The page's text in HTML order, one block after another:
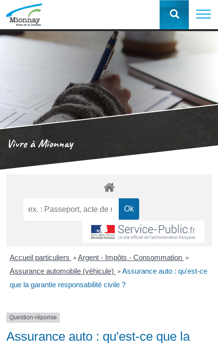
Vivre à Mionnay
Accueil particuliers > Argent - Impôts - Consommation >
Assurance automobile (véhicule) > Assurance auto : qu'est-ce
que la garantie responsabilité civile ?
Question-réponse
Assurance auto : qu'est-ce que la